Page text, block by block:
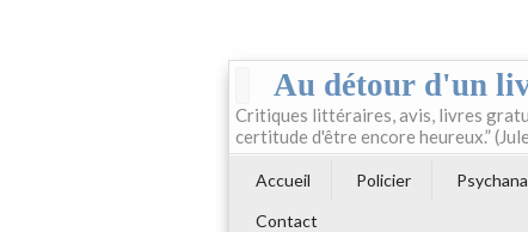
Au détour d'un
Critiques littéraires, avis, livres
certitude d'être encore heureux.”
Accueil Policier
Contact